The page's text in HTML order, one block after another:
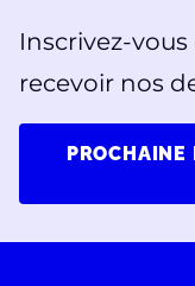
Inscrivez-vous
recevoir nos
PROCHAINE